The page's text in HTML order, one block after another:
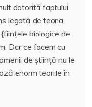
datorită faptului
legată de teoria
biologice de
Dar ce facem cu
de ştiinţă nu le
enorm teoriile în